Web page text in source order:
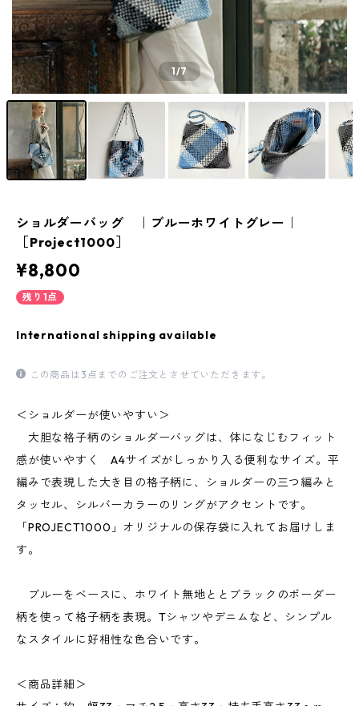
1/7
ショルダーバッグ ｜ブルーホワイトグレー｜
［Project1000］
¥8,800
残り1点
International shipping available
この商品は3点までのご注文とさせていただきます。
＜ショルダーが使いやすい＞
大胆な格子柄のショルダーバッグは、体になじむフィット
感が使いやすく A4サイズがしっかり入る便利なサイズ。平
編みで表現した大き目の格子柄に、ショルダーの三つ編みと
タッセル、シルバーカラーのリングがアクセントです。
「PROJECT1000」オリジナルの保存袋に入れてお届けしま
す。
ブルーをベースに、ホワイト無地ととブラックのボーダー
柄を使って格子柄を表現。Tシャツやデニムなど、シンプル
なスタイルに好相性な色合いです。
＜商品詳細＞